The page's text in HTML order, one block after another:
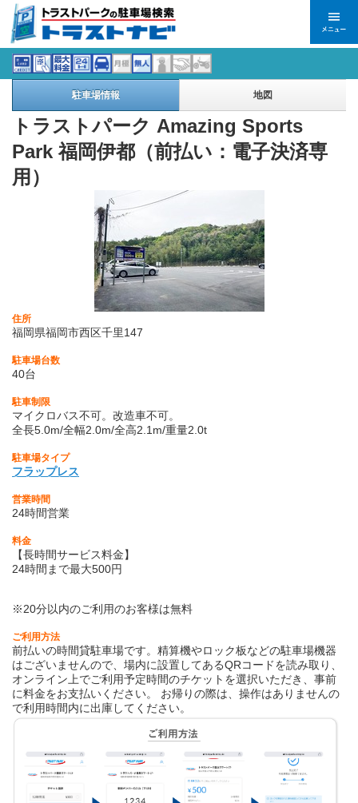
駐車場情報 地図
トラストパーク Amazing Sports
Park 福岡伊都（前払い：電子決済専
用）
住所
福岡県福岡市西区千里147
駐車場台数
40台
駐車制限
マイクロバス不可。改造車不可。
全長5.0m/全幅2.0m/全高2.1m/重量2.0t
駐車場タイプ
フラップレス
営業時間
24時間営業
料金
【長時間サービス料金】
24時間まで最大500円
※20分以内のご利用のお客様は無料
ご利用方法
前払いの時間貸駐車場です。精算機やロック板などの駐車場機器
はございませんので、場内に設置してあるQRコードを読み取り、
オンライン上でご利用予定時間のチケットを選択いただき、事前
に料金をお支払いください。 お帰りの際は、操作はありませんの
で利用時間内に出庫してください。